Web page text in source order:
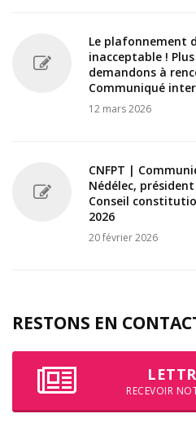
Le plafonnement
inacceptable !
demandons à
Communiqué
12 mars 2026
CNFPT |
Nédélec,
Conseil
2026
20 février 2026
RESTONS EN
RECEVOIR